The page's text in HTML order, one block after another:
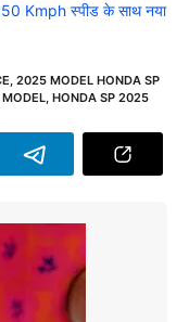
Kmph स्पीड के साथ नया
, 2025 MODEL HONDA SP
, HONDA SP 2025